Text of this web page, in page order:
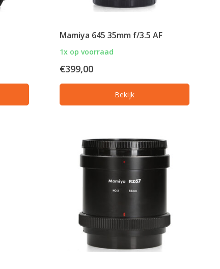
Mamiya 645 35mm f/3.5 AF
1x op voorraad
€399,00
Bekijk